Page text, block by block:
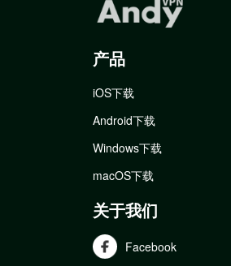
产品
iOS下载
Android下载
Windows下载
macOS下载
关于我们
Facebook